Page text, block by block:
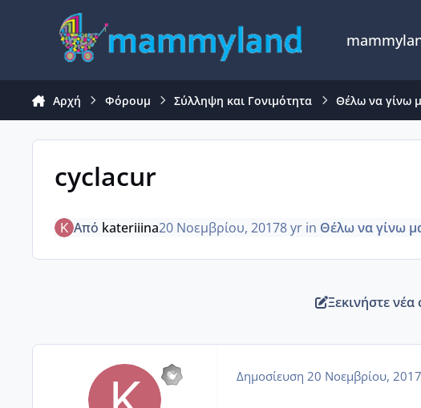
Μετάβαση σε περιεχόμενο
Αρχή Φόρουμ Σύλληψη και Γονιμότητα Θέλω να γίνω
cyclacur
Από kateriiina20 Νοεμβρίου, 20178 yr in Θέλω να γίνω
Ξεκινήστε
Δημοσίευση 20 Νοεμβρίου, 2017